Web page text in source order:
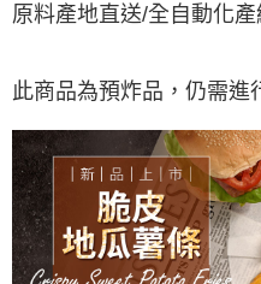
原料產地直送/全自動化
此商品為預炸品，仍需進